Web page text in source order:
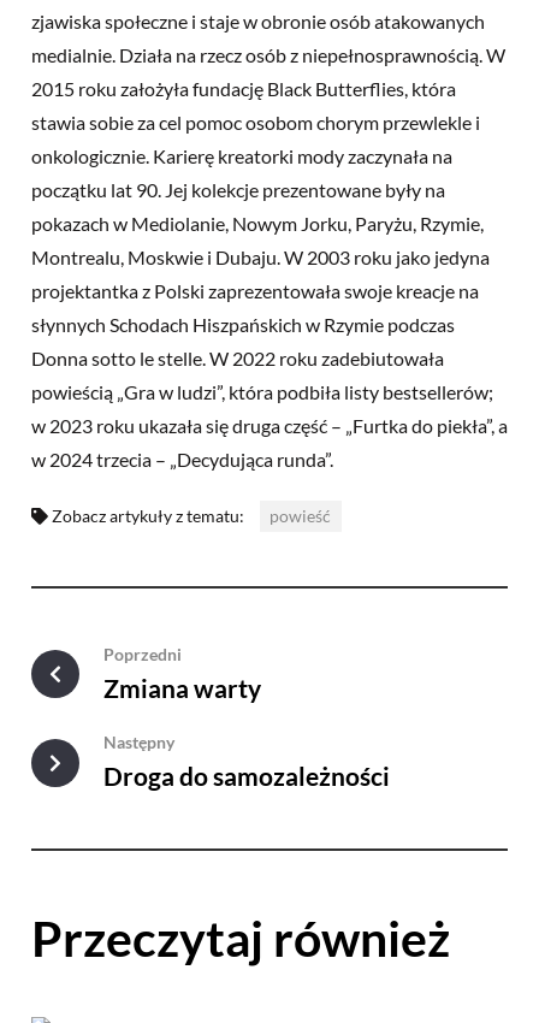
zjawiska społeczne i staje w obronie osób atakowanych
medialnie. Działa na rzecz osób z niepełnosprawnością. W
2015 roku założyła fundację Black Butterflies, która
stawia sobie za cel pomoc osobom chorym przewlekle i
onkologicznie. Karierę kreatorki mody zaczynała na
początku lat 90. Jej kolekcje prezentowane były na
pokazach w Mediolanie, Nowym Jorku, Paryżu, Rzymie,
Montrealu, Moskwie i Dubaju. W 2003 roku jako jedyna
projektantka z Polski zaprezentowała swoje kreacje na
słynnych Schodach Hiszpańskich w Rzymie podczas
Donna sotto le stelle. W 2022 roku zadebiutowała
powieścią „Gra w ludzi”, która podbiła listy bestsellerów;
w 2023 roku ukazała się druga część – „Furtka do piekła”, a
w 2024 trzecia – „Decydująca runda”.
Zobacz artykuły z tematu: powieść
Poprzedni
Zmiana warty
Następny
Droga do samozależności
Przeczytaj również